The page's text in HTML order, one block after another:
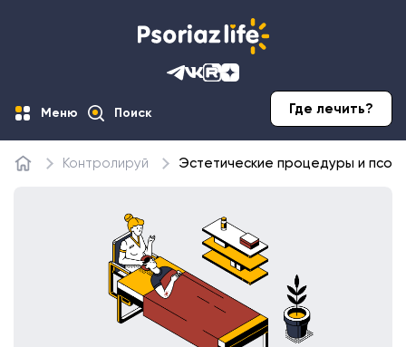
Меню Поиск Где лечить?
Главная Контролируй Эстетические процедуры и